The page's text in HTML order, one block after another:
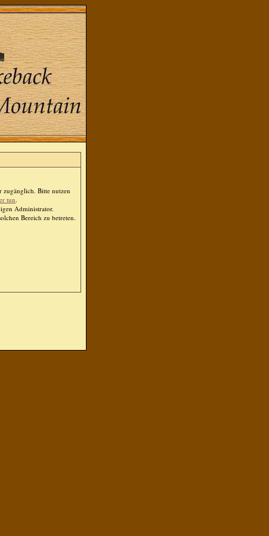
zugänglich. Bitte nutzen
tun.
Administrator.
Bereich zu betreten.